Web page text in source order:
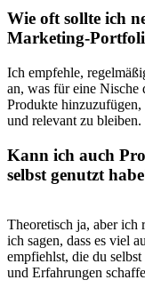
Wie oft sollte ich
Marketing-
Ich‍ empfehle,
an, was‌ für eine Nische
Produkte hinzuzufügen,
und relevant zu bleiben.
Kann ich auch
selbst ⁣genutzt
Theoretisch ja, aber ich
ich⁤ sagen, dass es viel⁢
empfiehlst, die⁤ du
und​ Erfahrungen